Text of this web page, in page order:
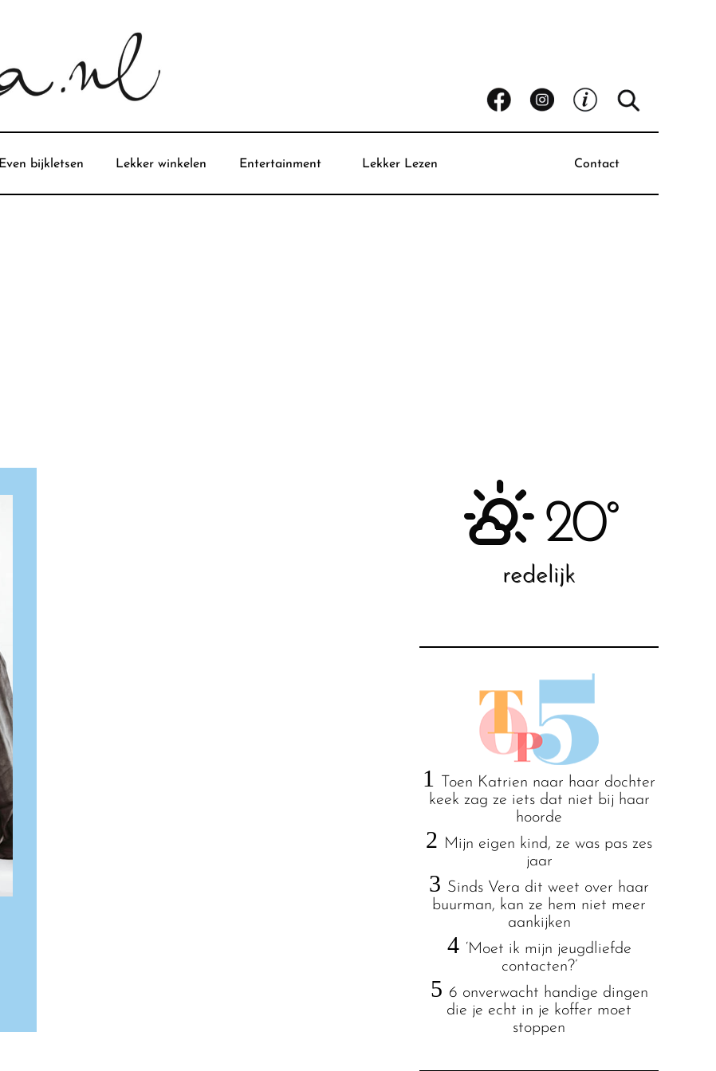
Even bijkletsen Lekker winkelen Entertainment Lekker Lezen Contact
20°
redelijk
1
Toen Katrien naar haar dochter
keek zag ze iets dat niet bij haar
hoorde
2 Mijn eigen kind, ze was pas zes
jaar
3 Sinds Vera dit weet over haar
buurman, kan ze hem niet meer
aankijken
4 ‘Moet ik mijn jeugdliefde
contacten?’
5 6 onverwacht handige dingen
die je echt in je koffer moet
stoppen